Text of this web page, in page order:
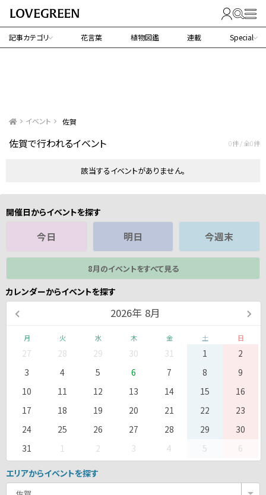
記事カテゴリ 花言葉 植物図鑑 連載 Special
イベント 佐賀
佐賀で行われるイベント 0件 / 全0件
該当するイベントがありません。
開催日からイベントを探す
今日 明日 今週末
8月のイベントをすべて見る
カレンダーからイベントを探す
2026年 8月
月 火 水 木 金 土 日
27 28 29 30 31 1
2
3
4 5 6 7 8
9
10
11 12 13 14 15
16
17
18 19 20 21 22
23
24
25 26 27 28 29
30
31
1 2 3 4 5 6
エリアからイベントを探す